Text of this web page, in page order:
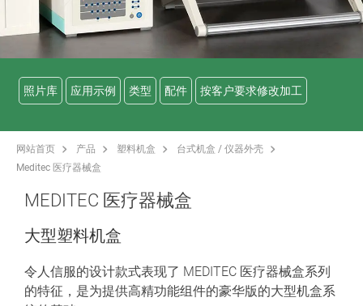
照片库 应用示例 类型 配件 按客户要求修改加工
网站首页 产品 塑料机盒
台式机盒 / 仪器外壳
Meditec 医疗器械盒
MEDITEC 医疗器械盒
大型塑料机盒
令人信服的设计款式表现了 MEDITEC 医疗器械盒系列
的特征，是为提供高精功能组件的豪华版的大型机盒系